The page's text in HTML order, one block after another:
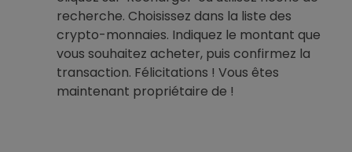
recherche. Choisissez dans la liste des
crypto-monnaies. Indiquez le montant que
vous souhaitez acheter, puis confirmez la
transaction. Félicitations ! Vous êtes
maintenant propriétaire de !